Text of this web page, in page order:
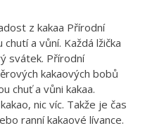
z kakaa Přírodní
a vůní. Každá lžička
svátek. Přírodní
kakaových bobů
chuť a vůni kakaa.
nic víc. Takže je čas
ranní kakaové lívance.